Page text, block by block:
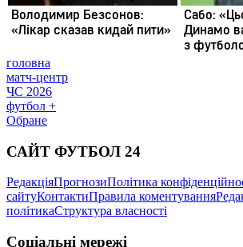
головна
матч-центр
ЧС 2026
футбол +
Обране
САЙТ ФУТБОЛ 24
РедакціяПрогнозиПолітика
сайтуКонтактиПравила коментування
політикаСтруктура власності
Соціальні мережі